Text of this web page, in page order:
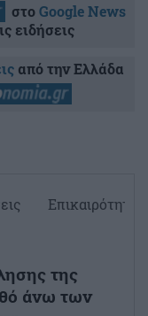
στοGoogle News
ειδήσεις
από την Ελλάδα
Επικαιρότητα
της
άνω των